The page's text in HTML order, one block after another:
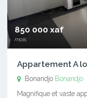
850 000 xaf
mois
Appartement A
Bonandjo Bonandjo
Magnifique et vaste